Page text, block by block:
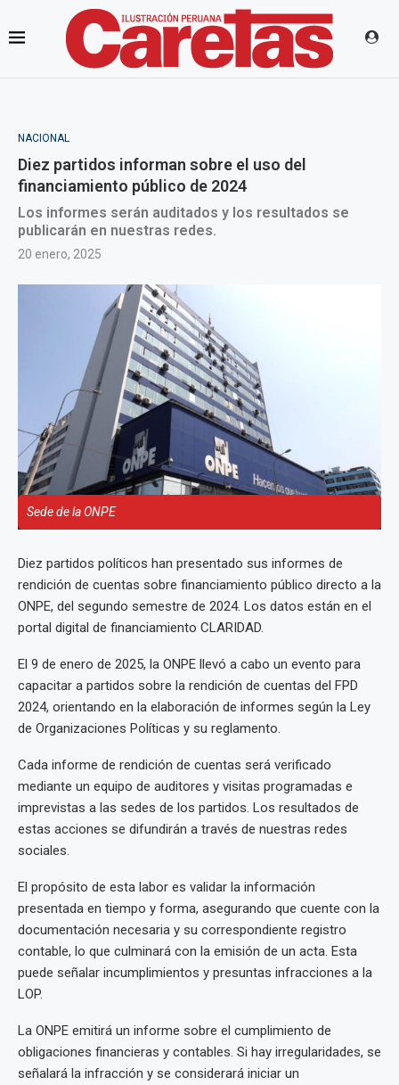
NACIONAL
Diez partidos informan sobre el uso del
financiamiento público de 2024
Los informes serán auditados y los resultados se
publicarán en nuestras redes.
20 enero, 2025
Sede de la ONPE
Diez partidos políticos han presentado sus informes de
rendición de cuentas sobre financiamiento público directo a la
ONPE, del segundo semestre de 2024. Los datos están en el
portal digital de financiamiento CLARIDAD.
El 9 de enero de 2025, la ONPE llevó a cabo un evento para
capacitar a partidos sobre la rendición de cuentas del FPD
2024, orientando en la elaboración de informes según la Ley
de Organizaciones Políticas y su reglamento.
Cada informe de rendición de cuentas será verificado
mediante un equipo de auditores y visitas programadas e
imprevistas a las sedes de los partidos. Los resultados de
estas acciones se difundirán a través de nuestras redes
sociales.
El propósito de esta labor es validar la información
presentada en tiempo y forma, asegurando que cuente con la
documentación necesaria y su correspondiente registro
contable, lo que culminará con la emisión de un acta. Esta
puede señalar incumplimientos y presuntas infracciones a la
LOP.
La ONPE emitirá un informe sobre el cumplimiento de
obligaciones financieras y contables. Si hay irregularidades, se
señalará la infracción y se considerará iniciar un